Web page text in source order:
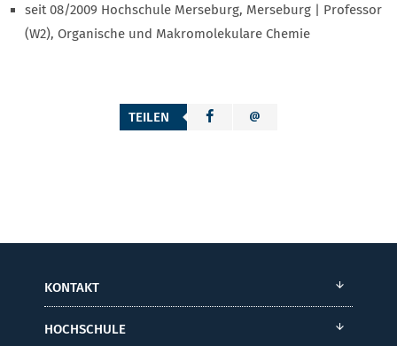
seit 08/2009 Hochschule Merseburg, Merseburg | Professor
(W2), Organische und Makromolekulare Chemie
TEILEN
KONTAKT
HOCHSCHULE